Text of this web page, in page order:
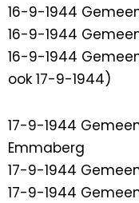
16-9-1944
16-9-1944
16-9-1944
ook 17-9-1944)
17-9-1944
Emmaberg
17-9-1944
17-9-1944